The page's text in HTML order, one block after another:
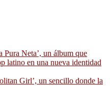
Pura Neta’, un álbum que
latino en una nueva identidad
Girl’, un sencillo donde la